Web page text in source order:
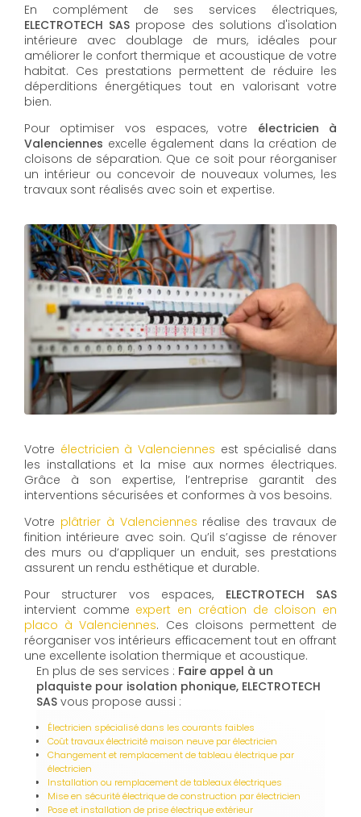
En complément de ses services électriques,
ELECTROTECH SAS propose des solutions d'isolation
intérieure avec doublage de murs, idéales pour
améliorer le confort thermique et acoustique de votre
habitat. Ces prestations permettent de réduire les
déperditions énergétiques tout en valorisant votre
bien.
Pour optimiser vos espaces, votre électricien à
Valenciennes excelle également dans la création de
cloisons de séparation. Que ce soit pour réorganiser
un intérieur ou concevoir de nouveaux volumes, les
travaux sont réalisés avec soin et expertise.
Votre électricien à Valenciennes est spécialisé dans
les installations et la mise aux normes électriques.
Grâce à son expertise, l’entreprise garantit des
interventions sécurisées et conformes à vos besoins.
Votre plâtrier à Valenciennes réalise des travaux de
finition intérieure avec soin. Qu’il s’agisse de rénover
des murs ou d’appliquer un enduit, ses prestations
assurent un rendu esthétique et durable.
Pour structurer vos espaces, ELECTROTECH SAS
intervient comme expert en création de cloison en
placo à Valenciennes. Ces cloisons permettent de
réorganiser vos intérieurs efficacement tout en offrant
une excellente isolation thermique et acoustique.
En plus de ses services : Faire appel à un
plaquiste pour isolation phonique, ELECTROTECH
SAS vous propose aussi :
Électricien spécialisé dans les courants faibles
Coût travaux électricité maison neuve par électricien
Changement et remplacement de tableau électrique par
électricien
Installation ou remplacement de tableaux électriques
Mise en sécurité électrique de construction par électricien
Pose et installation de prise électrique extérieur